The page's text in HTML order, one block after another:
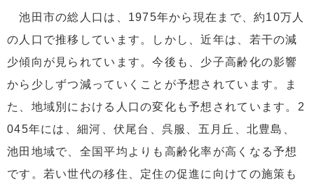
池田市の総人口は、1975年から現在まで、約10万人
の人口で推移しています。しかし、近年は、若干の減
少傾向が見られています。今後も、少子高齢化の影響
から少しずつ減っていくことが予想されています。ま
た、地域別における人口の変化も予想されています。2
045年には、細河、伏尾台、呉服、五月丘、北豊島、
池田地域で、全国平均よりも高齢化率が高くなる予想
です。若い世代の移住、定住の促進に向けての施策も